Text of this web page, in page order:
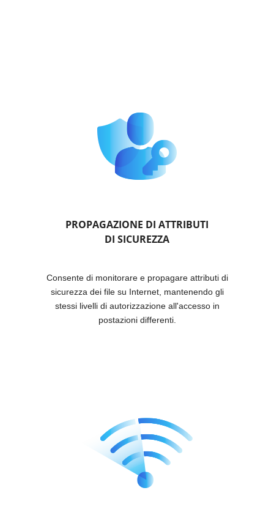
PROPAGAZIONE DI ATTRIBUTI
DI SICUREZZA
Consente di monitorare e propagare attributi di
sicurezza dei file su Internet, mantenendo gli
stessi livelli di autorizzazione all'accesso in
postazioni differenti.